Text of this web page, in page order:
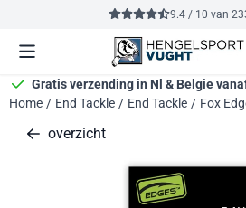
Cookievoorkeuren zijn momenteel
9.4 / 10 van
Gratis verzending in Nl & Belgie
Home / End Tackle / End Tackle / Fox
overzicht